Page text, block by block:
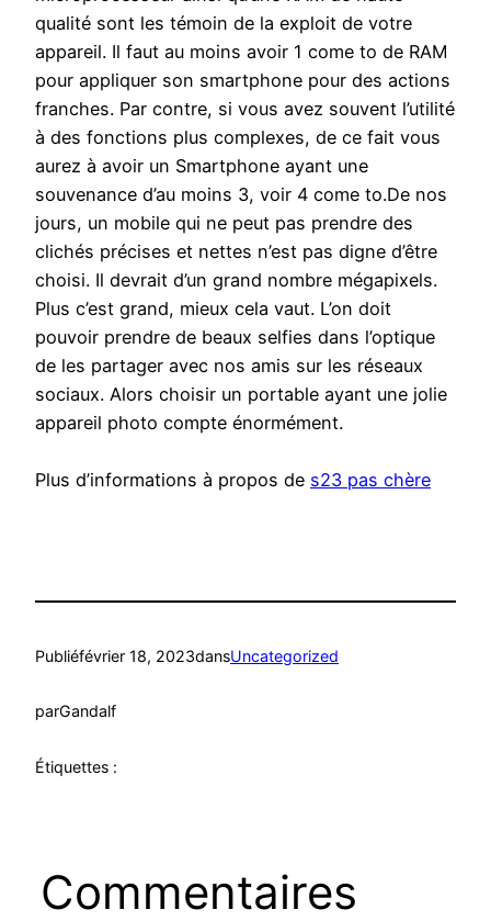
qualité sont les témoin de la exploit de votre
appareil. Il faut au moins avoir 1 come to de RAM
pour appliquer son smartphone pour des actions
franches. Par contre, si vous avez souvent l’utilité
à des fonctions plus complexes, de ce fait vous
aurez à avoir un Smartphone ayant une
souvenance d’au moins 3, voir 4 come to.De nos
jours, un mobile qui ne peut pas prendre des
clichés précises et nettes n’est pas digne d’être
choisi. Il devrait d’un grand nombre mégapixels.
Plus c’est grand, mieux cela vaut. L’on doit
pouvoir prendre de beaux selfies dans l’optique
de les partager avec nos amis sur les réseaux
sociaux. Alors choisir un portable ayant une jolie
appareil photo compte énormément.
Plus d’informations à propos de s23 pas chère
Publiéfévrier 18, 2023dansUncategorized
parGandalf
Étiquettes :
Commentaires